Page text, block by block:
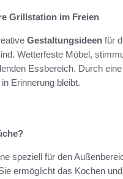
Grillstation im Freien
Gestaltungsideen für
Wetterfeste Möbel,
Essbereich. Durch
Erinnerung bleibt.
speziell für den
ermöglicht das Kochen